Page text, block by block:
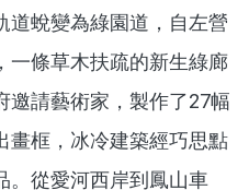
蛻變為綠園道，自左營
一條草木扶疏的新生綠廊
邀請藝術家，製作了27幅
畫框，冰冷建築經巧思點
。從愛河西岸到鳳山車